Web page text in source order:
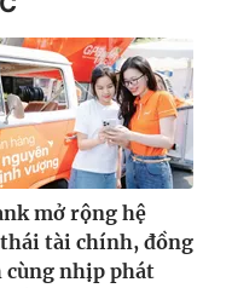
mở rộng hệ
tài chính, đồng
cùng nhịp phát